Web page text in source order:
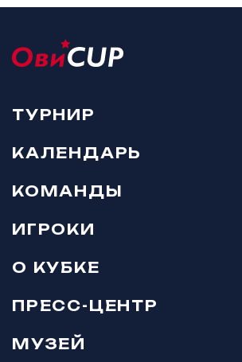
ТУРНИР
КАЛЕНДАРЬ
КОМАНДЫ
ИГРОКИ
О КУБКЕ
ПРЕСС-ЦЕНТР
МУЗЕЙ